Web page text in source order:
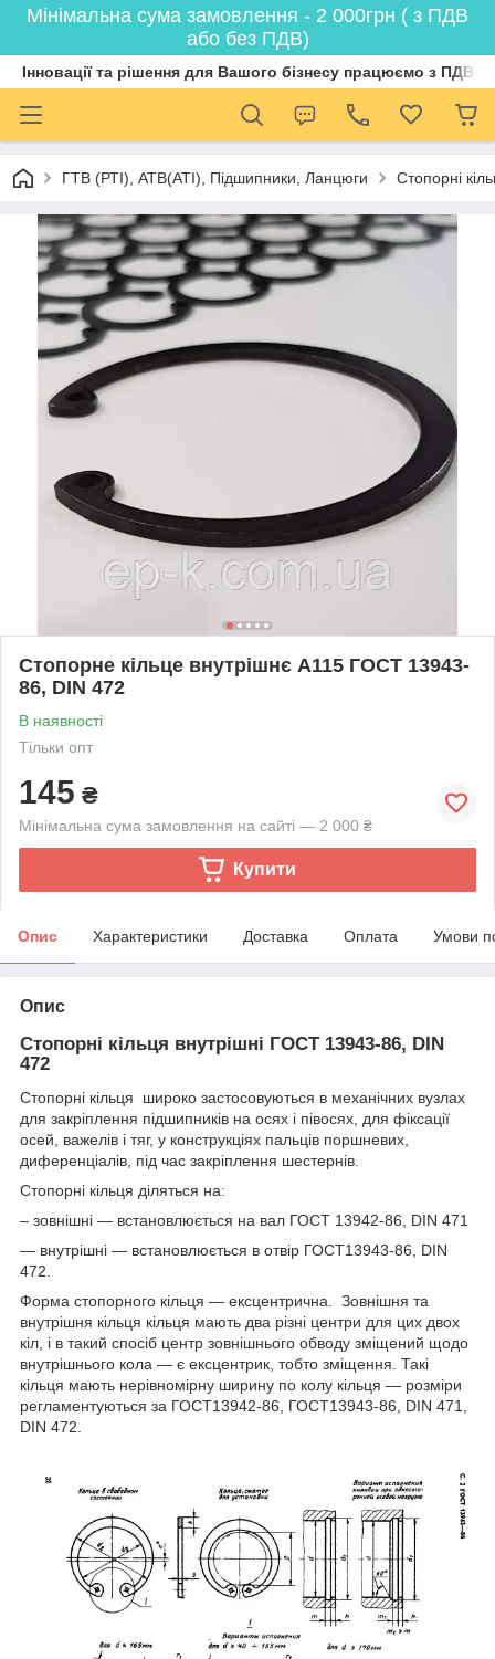
Мінімальна сума замовлення - 2 000грн ( з ПДВ
або без ПДВ)
Інновації та рішення для Вашого бізнесу працюємо з ПДВ
ГТВ (РТI), АТВ(АТI), Пiдшипники, Ланцюги Стопорні
Стопорне кільце внутрішнє А115 ГОСТ 13943-
86, DIN 472
В наявності
Тільки опт
145 ₴
Мінімальна сума замовлення на сайті — 2 000 ₴
Купити
Опис Характеристики Доставка Оплата Умови
Опис
Стопорні кільця внутрішні ГОСТ 13943-86, DIN
472
Стопорні кільця широко застосовуються в механічних вузлах
для закріплення підшипників на осях і півосях, для фіксації
осей, важелів і тяг, у конструкціях пальців поршневих,
диференціалів, під час закріплення шестернів.
Стопорні кільця діляться на:
– зовнішні — встановлюється на вал ГОСТ 13942-86, DIN 471
— внутрішні — встановлюється в отвір ГОСТ13943-86, DIN
472.
Форма стопорного кільця — ексцентрична. Зовнішня та
внутрішня кільця кільця мають два різні центри для цих двох
кіл, і в такий спосіб центр зовнішнього обводу зміщений щодо
внутрішнього кола — є ексцентрик, тобто зміщення. Такі
кільця мають нерівномірну ширину по колу кільця — розміри
регламентуються за ГОСТ13942-86, ГОСТ13943-86, DIN 471,
DIN 472.